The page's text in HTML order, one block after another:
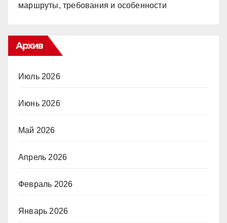
маршруты, требования и особенности
Архив
Июль 2026
Июнь 2026
Май 2026
Апрель 2026
Февраль 2026
Январь 2026